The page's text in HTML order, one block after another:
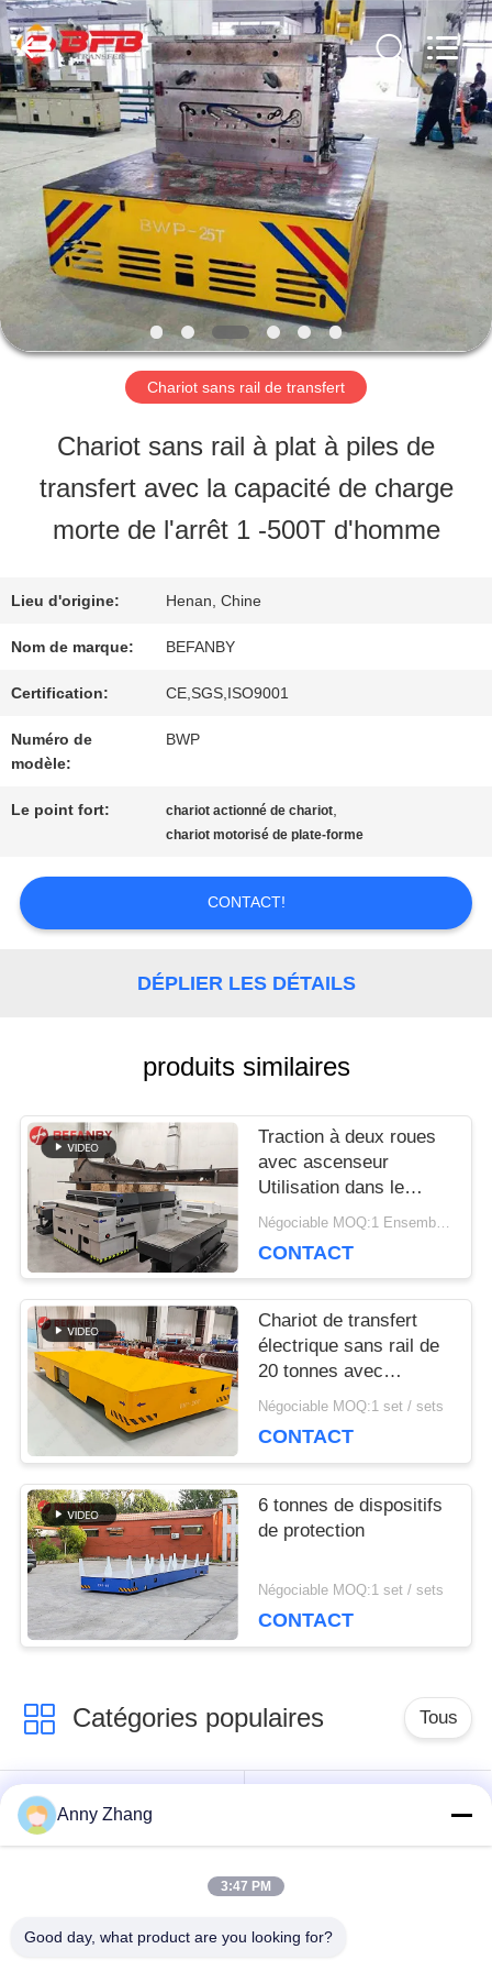
MAISON
PRODUITS
PROPOS
NOUS
VISITE
CONTRÔLE
DE
QUALITÉ
CONTACTEZ-
NOUS
NOUVELLES
CITATION
PLAN
DU
SITE
PRIVACY
POLICY
2026
Xinxiang
Hundred
Percent
Electrical
and
Mechanical
Co.,Ltd.
Reserved.
Chariot sans rail de transfert
Chariot sans rail à plat à piles de
transfert avec la capacité de charge
morte de l'arrêt 1 -500T d'homme
Lieu d'origine: Henan, Chine
Nom de marque: BEFANBY
Certification: CE,SGS,ISO9001
Numéro de
modèle:
BWP
Le point fort: chariot actionné de chariot,
chariot motorisé de plate-forme
CONTACT!
DÉPLIER LES DÉTAILS
produits similaires
Traction à deux roues
avec ascenseur
Utilisation dans le
véhicule de transfert
Négociable MOQ:1 Ensemble/sets
CONTACT
Chariot de transfert
électrique sans rail de
20 tonnes avec
navigation magnétique
Négociable MOQ:1 set / sets
CONTACT
6 tonnes de dispositifs
de protection
Négociable MOQ:1 set / sets
CONTACT
Catégories populaires Tous
chariot de transfert
de batterie
Véhicule guidé
Anny Zhang
3:47 PM
Good day, what product are you looking for?